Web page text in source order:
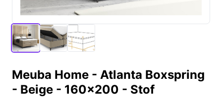
Meuba Home - Atlanta Boxspring
- Beige - 160x200 - Stof